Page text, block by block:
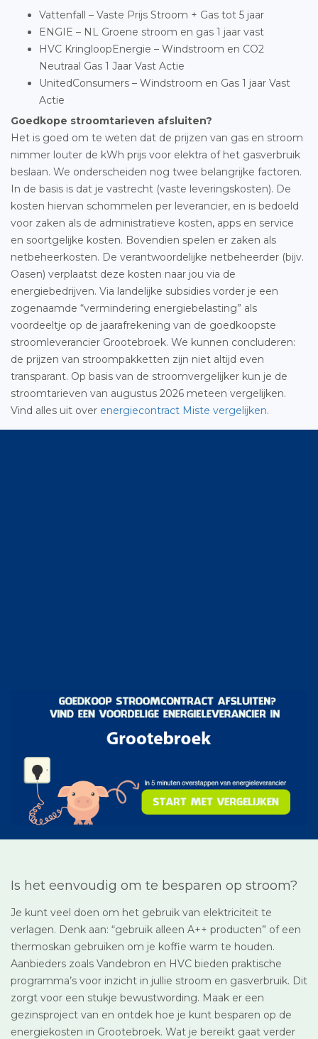
Vattenfall – Vaste Prijs Stroom + Gas tot 5 jaar
ENGIE – NL Groene stroom en gas 1 jaar vast
HVC KringloopEnergie – Windstroom en CO2
Neutraal Gas 1 Jaar Vast Actie
UnitedConsumers – Windstroom en Gas 1 jaar Vast
Actie
Goedkope stroomtarieven afsluiten?
Het is goed om te weten dat de prijzen van gas en stroom
nimmer louter de kWh prijs voor elektra of het gasverbruik
beslaan. We onderscheiden nog twee belangrijke factoren.
In de basis is dat je vastrecht (vaste leveringskosten). De
kosten hiervan schommelen per leverancier, en is bedoeld
voor zaken als de administratieve kosten, apps en service
en soortgelijke kosten. Bovendien spelen er zaken als
netbeheerkosten. De verantwoordelijke netbeheerder (bijv.
Oasen) verplaatst deze kosten naar jou via de
energiebedrijven. Via landelijke subsidies vorder je een
zogenaamde “vermindering energiebelasting” als
voordeeltje op de jaarafrekening van de goedkoopste
stroomleverancier Grootebroek. We kunnen concluderen:
de prijzen van stroompakketten zijn niet altijd even
transparant. Op basis van de stroomvergelijker kun je de
stroomtarieven van augustus 2026 meteen vergelijken.
Vind alles uit over energiecontract Miste vergelijken.
Is het eenvoudig om te besparen op stroom?
Je kunt veel doen om het gebruik van elektriciteit te
verlagen. Denk aan: “gebruik alleen A++ producten” of een
thermoskan gebruiken om je koffie warm te houden.
Aanbieders zoals Vandebron en HVC bieden praktische
programma’s voor inzicht in jullie stroom en gasverbruik. Dit
zorgt voor een stukje bewustwording. Maak er een
gezinsproject van en ontdek hoe je kunt besparen op de
energiekosten in Grootebroek. Wat je bereikt gaat verder